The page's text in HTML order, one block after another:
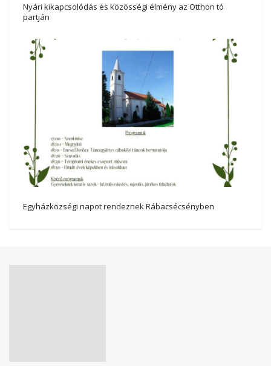
Nyári kikapcsolódás és közösségi élmény az Otthon tó
partján
Egyházközségi napot rendeznek Rábacsécsényben